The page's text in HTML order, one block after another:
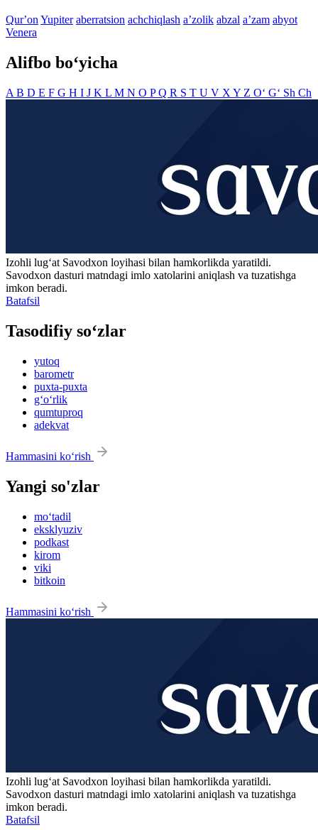
Qurʼon Yupiter aberratsion achchiqlash aʼzolik abzal aʼzam abyot
Venera
Alifbo bo‘yicha
A B D E F G H I J K L M N O PQ R S T U V X Y Z O‘ G‘ Sh Ch
Izohli lugʻat Savodxon loyihasi bilan hamkorlikda yaratildi.
Savodxon dasturi matndagi imlo xatolarini aniqlash va tuzatishga
imkon beradi.
Batafsil
Tasodifiy so‘zlar
yutoq
barometr
puxta-puxta
g‘o‘rlik
qumtuproq
adekvat
Hammasini ko‘rish
Yangi so'zlar
mo‘tadil
eksklyuziv
podkast
kirom
viki
bitkoin
Hammasini ko‘rish
Izohli lugʻat Savodxon loyihasi bilan hamkorlikda yaratildi.
Savodxon dasturi matndagi imlo xatolarini aniqlash va tuzatishga
imkon beradi.
Batafsil